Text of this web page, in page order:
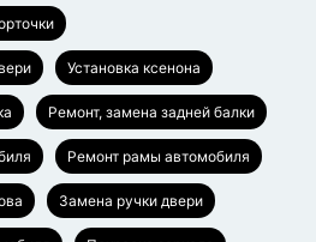
Установка ксенона
Ремонт, замена задней балки
Ремонт рамы автомобиля
Замена ручки двери